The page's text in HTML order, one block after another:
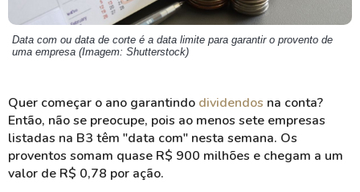
Data com ou data de corte é a data limite para garantir o provento de
uma empresa (Imagem: Shutterstock)
Quer começar o ano garantindo dividendos na conta?
Então, não se preocupe, pois ao menos sete empresas
listadas na B3 têm "data com" nesta semana. Os
proventos somam quase R$ 900 milhões e chegam a um
valor de R$ 0,78 por ação.